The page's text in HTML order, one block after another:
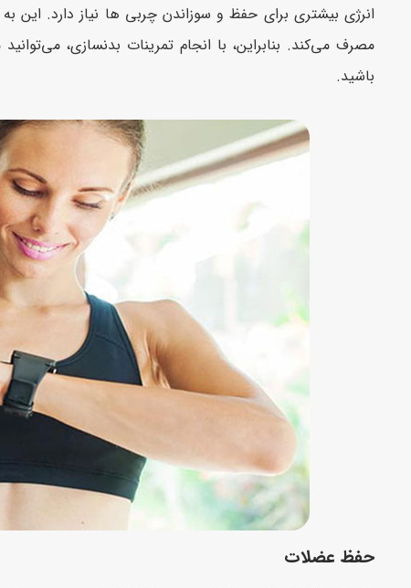
انرژی بیشتری برای حفظ و سوزاندن چربی ها نیاز دارد.
مصرف می‌کند. بنابراین، با انجام تمرینات بدنسازی،
باشید.
حفظ عضلات